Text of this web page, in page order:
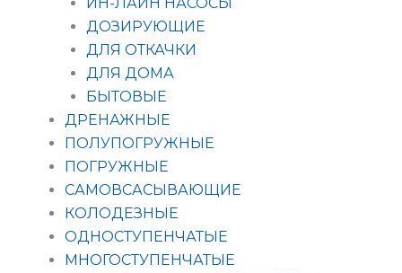
ДОЗИРУЮЩИЕ
ДЛЯ ОТКАЧКИ
ДЛЯ ДОМА
БЫТОВЫЕ
ДРЕНАЖНЫЕ
ПОЛУПОГРУЖНЫЕ
ПОГРУЖНЫЕ
САМОВСАСЫВАЮЩИЕ
КОЛОДЕЗНЫЕ
ОДНОСТУПЕНЧАТЫЕ
МНОГОСТУПЕНЧАТЫЕ